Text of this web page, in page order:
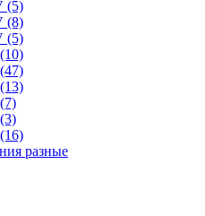
(5)
(8)
(5)
разные